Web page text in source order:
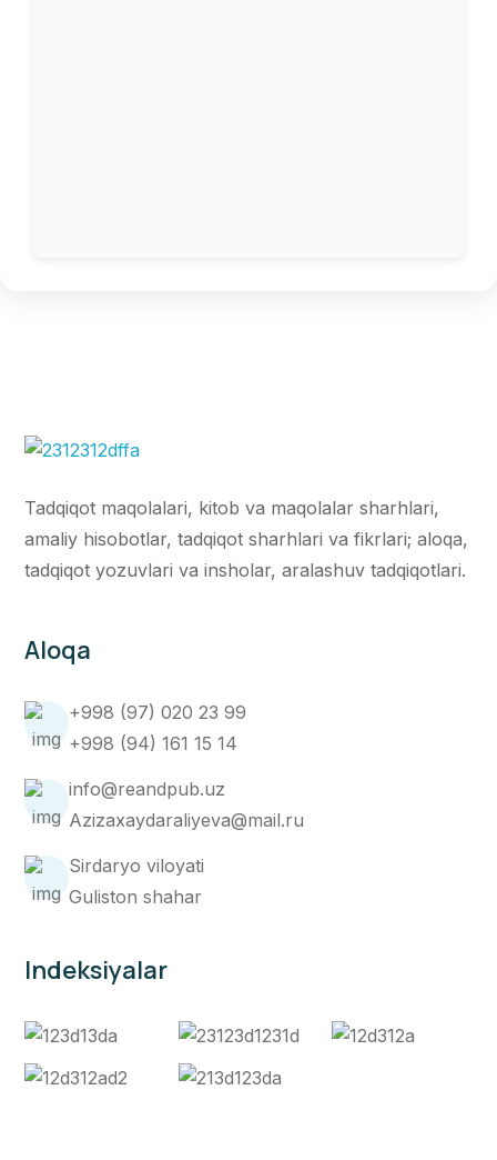
Tadqiqot maqolalari, kitob va maqolalar sharhlari,
amaliy hisobotlar, tadqiqot sharhlari va fikrlari; aloqa,
tadqiqot yozuvlari va insholar, aralashuv tadqiqotlari.
Aloqa
+998 (97) 020 23 99
+998 (94) 161 15 14
info@reandpub.uz
Azizaxaydaraliyeva@mail.ru
Sirdaryo viloyati
Guliston shahar
Indeksiyalar